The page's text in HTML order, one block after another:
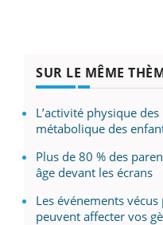
SUR LE MÊME
L’activité physique
métabolique des
Plus de 80 % des
âge devant les écrans
Les événements
peuvent affecter vos